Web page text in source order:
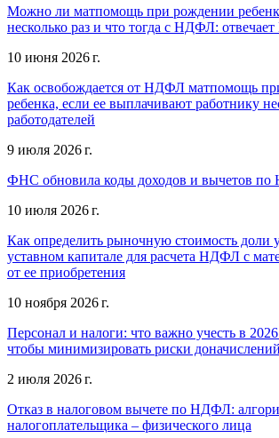
Можно ли матпомощь при рождении
несколько раз и что тогда с НДФЛ:
10 июня 2026 г.
Как освобождается от НДФЛ матпомощь
ребенка, если ее выплачивают работнику
работодателей
9 июля 2026 г.
ФНС обновила коды доходов и вычетов
10 июля 2026 г.
Как определить рыночную стоимость доли
уставном капитале для расчета НДФЛ с
от ее приобретения
10 ноября 2026 г.
Персонал и налоги: что важно учесть в
чтобы минимизировать риски доначислений
2 июля 2026 г.
Отказ в налоговом вычете по НДФЛ:
налогоплательщика – физического лица